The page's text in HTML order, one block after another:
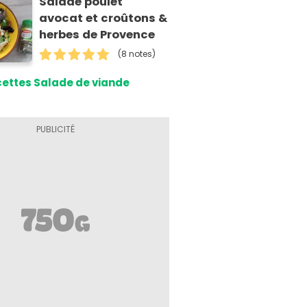
avocat et croûtons &
herbes de Provence
(8 notes)
Salade de viande